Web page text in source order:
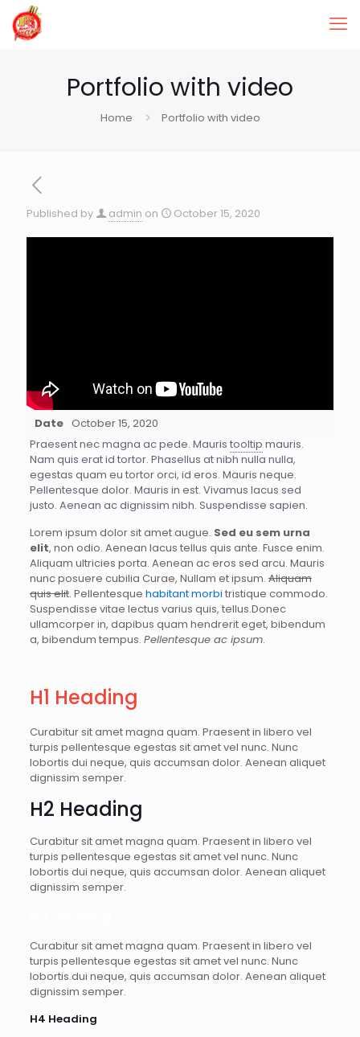
Portfolio with video
Home Portfolio with video
Published by admin on October 15, 2020
Date October 15, 2020
Praesent nec magna ac pede. Mauris tooltip mauris.
Nam quis erat id tortor. Phasellus at nibh nulla nulla,
egestas quam eu tortor orci, id eros. Mauris neque.
Pellentesque dolor. Mauris in est. Vivamus lacus sed
justo. Aenean ac dignissim nibh. Suspendisse sapien.
Lorem ipsum dolor sit amet augue. Sed eu sem urna
elit, non odio. Aenean lacus tellus quis ante. Fusce enim.
Aliquam ultricies porta. Aenean ac eros sed arcu. Mauris
nunc posuere cubilia Curae, Nullam et ipsum.Aliquam
quis elit. Pellentesque habitant morbi tristique commodo.
Suspendisse vitae lectus varius quis, tellus.Donec
ullamcorper in, dapibus quam hendrerit eget, bibendum
a, bibendum tempus. Pellentesque ac ipsum.
H1 Heading
Curabitur sit amet magna quam. Praesent in libero vel
turpis pellentesque egestas sit amet vel nunc. Nunc
lobortis dui neque, quis accumsan dolor. Aenean aliquet
dignissim semper.
H2 Heading
Curabitur sit amet magna quam. Praesent in libero vel
turpis pellentesque egestas sit amet vel nunc. Nunc
lobortis dui neque, quis accumsan dolor. Aenean aliquet
dignissim semper.
Curabitur sit amet magna quam. Praesent in libero vel
turpis pellentesque egestas sit amet vel nunc. Nunc
lobortis dui neque, quis accumsan dolor. Aenean aliquet
dignissim semper.
H4 Heading